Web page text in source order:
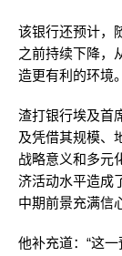
该银行还预计，
之前持续下降，
造更有利的环境。
渣打银行埃及首
及凭借其规模、
战略意义和多元
济活动水平造成
中期前景充满信
他补充道：“这